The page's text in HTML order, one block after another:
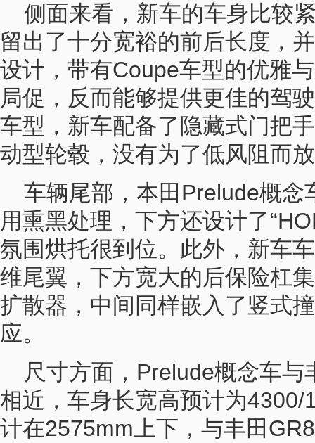
侧面来看，新车的车身比较
留出了十分宽裕的前后长度，
设计，带有Coupe车型的优雅
局促，反而能够提供更佳的驾
车型，新车配备了隐藏式门把
动型轮毂，没有为了低风阻而
车辆尾部，本田Prelude概念
用熏黑处理，下方还设计了
氛围烘托很到位。此外，新车
维尾翼，下方宽大的后保险杠
扩散器，中间同样嵌入了竖式
应。
尺寸方面，Prelude概念车
相近，车身长宽高预计为
计在2575mm上下，与丰田